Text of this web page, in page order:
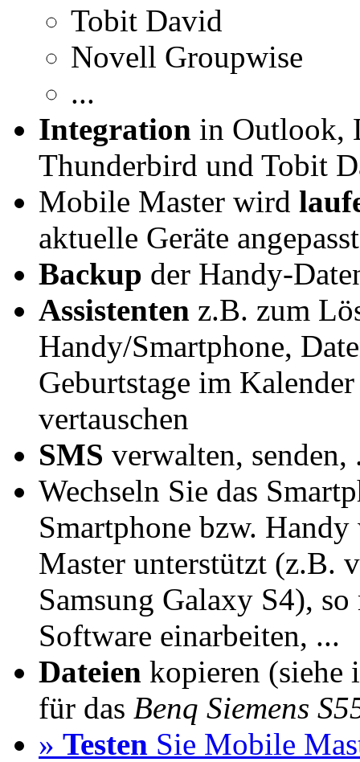
Tobit David
Novell Groupwise
...
Integration in Outlook,
Thunderbird und Tobit
Mobile Master wird
aktuelle Geräte
Backup der Handy-
Assistenten z.B. zum
Handy/Smartphone,
Geburtstage im
vertauschen
SMS verwalten, senden,
Wechseln Sie das
Smartphone bzw.
Master unterstützt (z.B.
Samsung Galaxy S4),
Software einarbeiten, ...
Dateien kopieren (siehe
für das Benq Siemens
» Testen Sie Mobile